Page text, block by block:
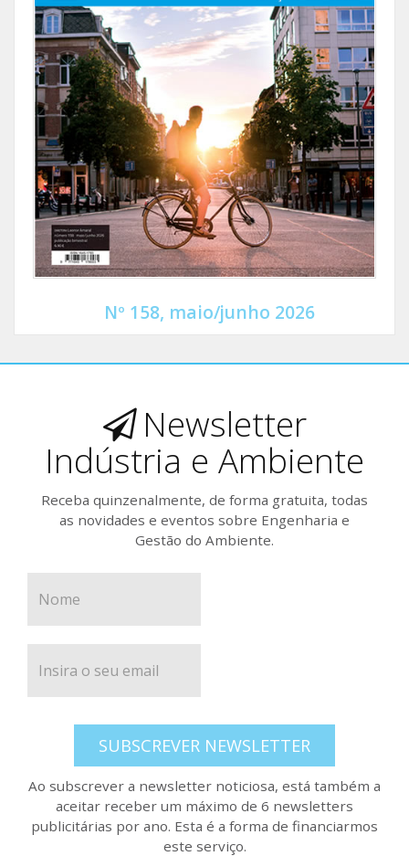
Nº 158, maio/junho 2026
Newsletter
Indústria e Ambiente
Receba quinzenalmente, de forma gratuita, todas
as novidades e eventos sobre Engenharia e
Gestão do Ambiente.
SUBSCREVER NEWSLETTER
Ao subscrever a newsletter noticiosa, está também a
aceitar receber um máximo de 6 newsletters
publicitárias por ano. Esta é a forma de financiarmos
este serviço.